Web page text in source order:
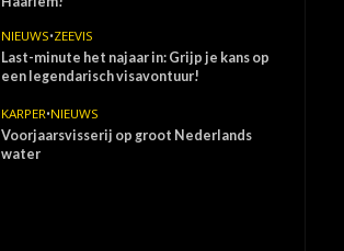
NIEUWS•ZEEVIS
Last-minute het najaar in: Grijp je kans op
een legendarisch visavontuur!
KARPER•NIEUWS
Voorjaarsvisserij op groot Nederlands
water